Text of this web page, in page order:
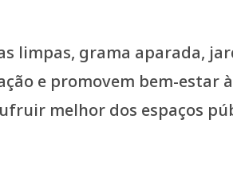
limpas, grama aparada,
e promovem bem-estar
melhor dos espaços